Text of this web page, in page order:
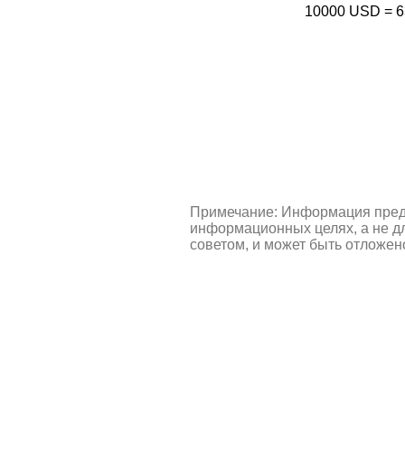
10000 USD =
Примечание: Информация
информационных целях, а не
советом, и может быть